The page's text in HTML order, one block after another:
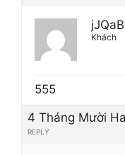
Khách
555
4 Tháng Mười
REPLY